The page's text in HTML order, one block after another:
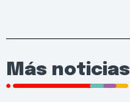
Más noticias